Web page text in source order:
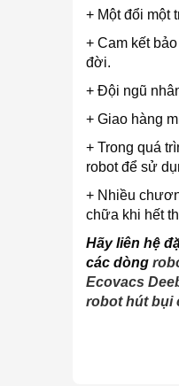
+ Một đổi một
+ Cam kết
đời.
+ Đội ngũ
+ Giao hàng
+ Trong quá
robot để sử
+ Nhiều
chữa khi hết
Hãy liên hệ
các dòng
Ecovacs
robot hút bụi